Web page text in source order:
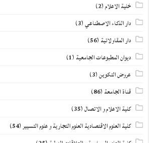
خلية الاعلام(2)
دار الذكاء الاصطناعي(3)
دار المقاولاتية (56)
ديوان المطبوعات الجامعية (1)
عروض التكوين(3)
قناة الجامعة (86)
كلية الاعلام و الاتصال(35)
كلية العلوم الاقتصادية العلوم التجارية و علوم التسيير(54)